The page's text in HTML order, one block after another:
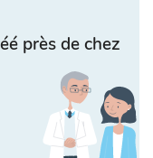
près de chez